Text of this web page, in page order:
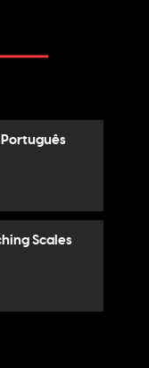
Português
Scales